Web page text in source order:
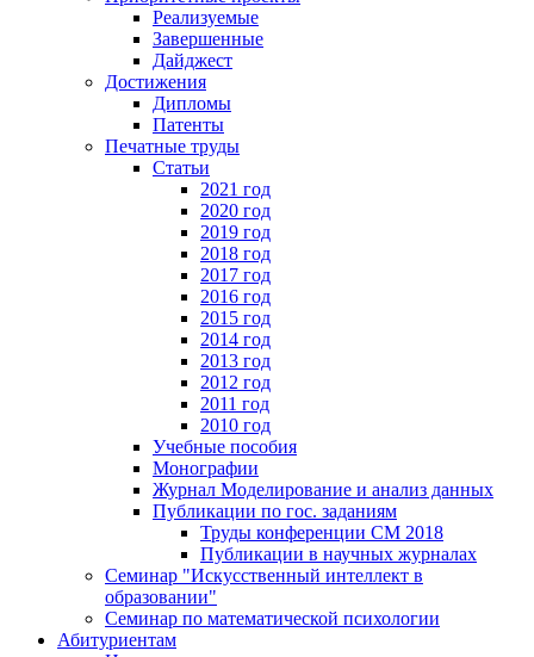
Реализуемые
Завершенные
Дайджест
Достижения
Дипломы
Патенты
Печатные труды
Статьи
2021 год
2020 год
2019 год
2018 год
2017 год
2016 год
2015 год
2014 год
2013 год
2012 год
2011 год
2010 год
Учебные пособия
Монографии
Журнал Моделирование и анализ данных
Публикации по гос. заданиям
Труды конференции CM 2018
Публикации в научных журналах
Семинар "Искусственный интеллект в
образовании"
Семинар по математической психологии
Абитуриентам